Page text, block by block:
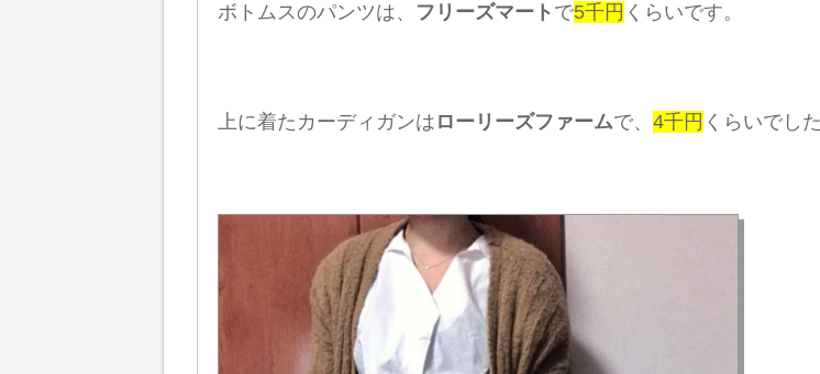
ボトムスのパンツは、 フリーズマート で5千円 くらいです。
上に着たカーディガンは ローリーズファームで、 4千円 くらいでした